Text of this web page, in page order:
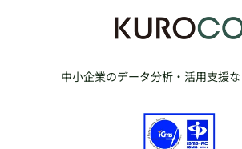
中小企業のデータ分析・活用支援な